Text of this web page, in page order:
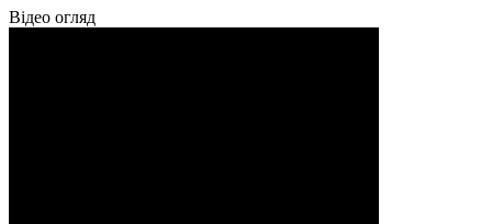
Відео огляд